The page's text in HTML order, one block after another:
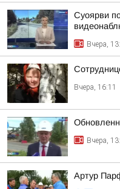
Суоярви
Вчера,
Вчера, 16:11
Вчера,
Артур